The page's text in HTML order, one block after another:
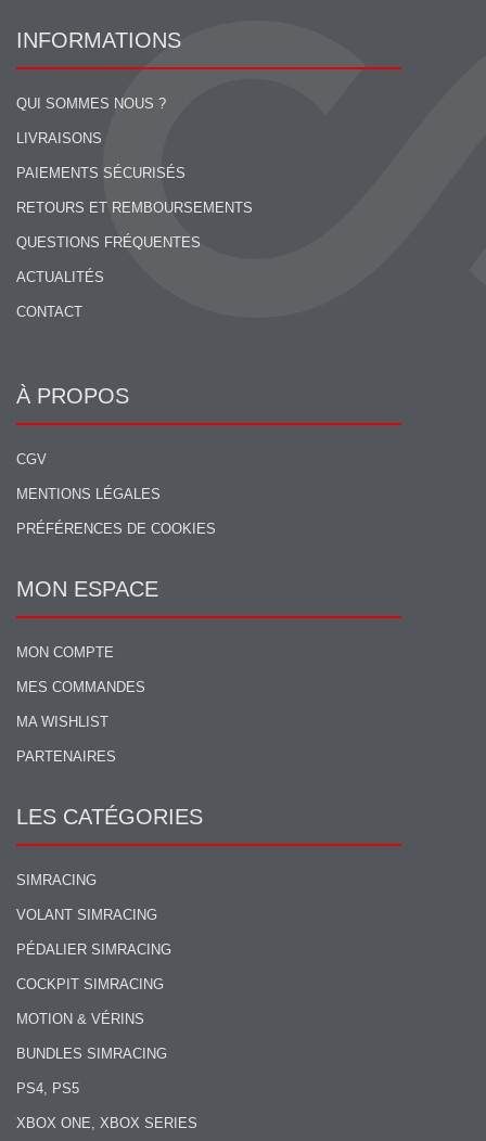
INFORMATIONS
QUI SOMMES NOUS ?
LIVRAISONS
PAIEMENTS SÉCURISÉS
RETOURS ET REMBOURSEMENTS
QUESTIONS FRÉQUENTES
ACTUALITÉS
CONTACT
À PROPOS
CGV
MENTIONS LÉGALES
PRÉFÉRENCES DE COOKIES
MON ESPACE
MON COMPTE
MES COMMANDES
MA WISHLIST
PARTENAIRES
LES CATÉGORIES
SIMRACING
VOLANT SIMRACING
PÉDALIER SIMRACING
COCKPIT SIMRACING
MOTION & VÉRINS
BUNDLES SIMRACING
PS4, PS5
XBOX ONE, XBOX SERIES